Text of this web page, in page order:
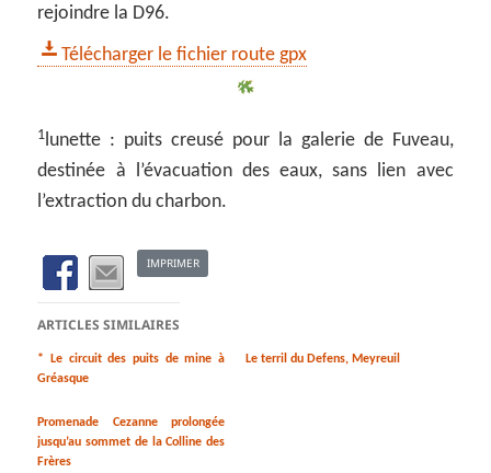
rejoindre la D96.
Télécharger le fichier route gpx
1lunette : puits creusé pour la galerie de Fuveau,
destinée à l’évacuation des eaux, sans lien avec
l’extraction du charbon.
IMPRIMER
ARTICLES SIMILAIRES
* Le circuit des puits de mine à
Gréasque
Le terril du Defens, Meyreuil
Promenade Cezanne prolongée
jusqu’au sommet de la Colline des
Frères